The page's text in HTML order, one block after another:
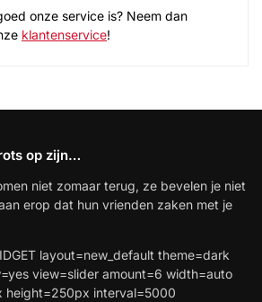
onze service is? Neem dan
klantenservice!
op zijn…
niet zomaar terug, ze bevelen je niet
erop dat hun vrienden zaken met je
layout=new_default theme=dark
view=slider amount=6 width=auto
height=250px interval=5000